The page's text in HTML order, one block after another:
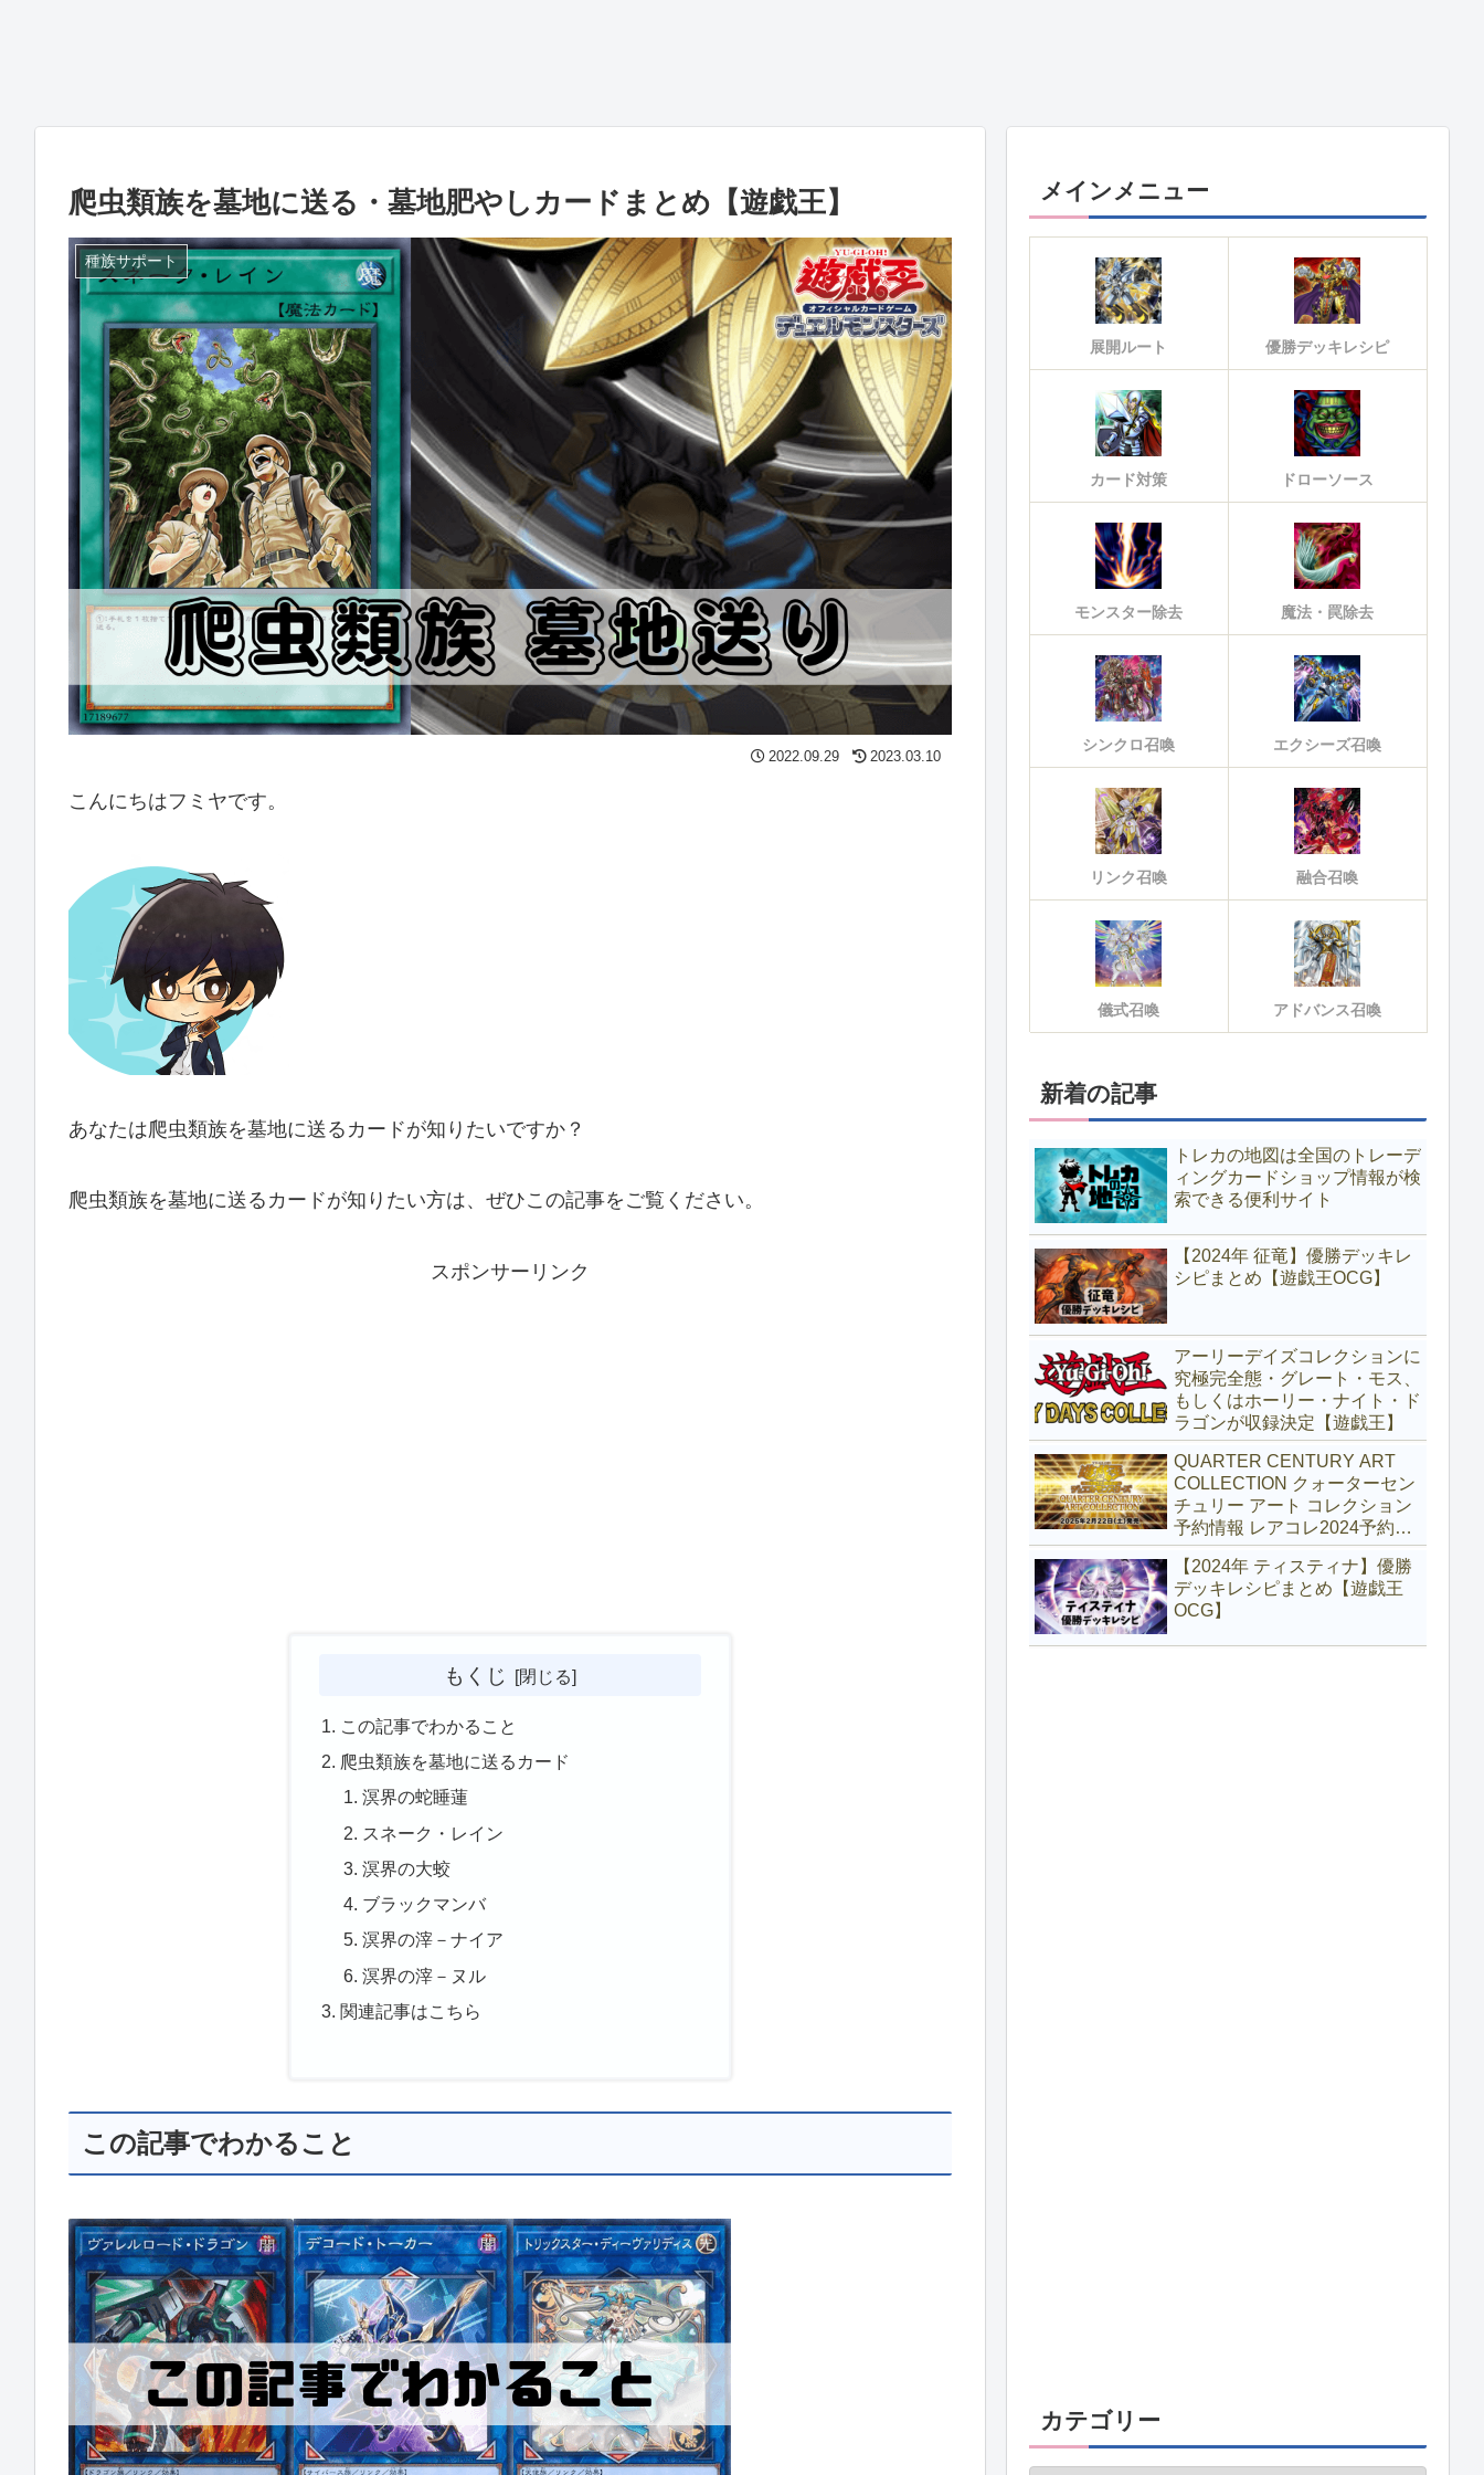
爬虫類族を墓地に送る・墓地肥やしカードまとめ【遊戯王】
種族サポート
2022.09.29 2023.03.10
こんにちはフミヤです。
あなたは爬虫類族を墓地に送るカードが知りたいですか？
爬虫類族を墓地に送るカードが知りたい方は、ぜひこの記事をご覧ください。
スポンサーリンク
もくじ
この記事でわかること
爬虫類族を墓地に送るカード
溟界の蛇睡蓮
スネーク・レイン
溟界の大蛟
ブラックマンバ
溟界の滓－ナイア
溟界の滓－ヌル
関連記事はこちら
この記事でわかること
メインメニュー
展開ルート 優勝デッキレシピ
カード対策 ドローソース
モンスター除去 魔法・罠除去
シンクロ召喚 エクシーズ召喚
リンク召喚 融合召喚
儀式召喚 アドバンス召喚
新着の記事
トレカの地図は全国のトレーデ
ィングカードショップ情報が検
索できる便利サイト
【2024年 征竜】優勝デッキレ
シピまとめ【遊戯王OCG】
アーリーデイズコレクションに
究極完全態・グレート・モス、
もしくはホーリー・ナイト・ド
ラゴンが収録決定【遊戯王】
QUARTER CENTURY ART
COLLECTION クォーターセン
チュリー アート コレクション
予約情報 レアコレ2024予約
【遊戯王】
【2024年 ティスティナ】優勝
デッキレシピまとめ【遊戯王
OCG】
カテゴリー